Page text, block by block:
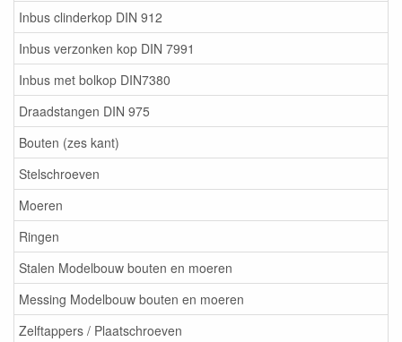
Inbus clinderkop DIN 912
Inbus verzonken kop DIN 7991
Inbus met bolkop DIN7380
Draadstangen DIN 975
Bouten (zes kant)
Stelschroeven
Moeren
Ringen
Stalen Modelbouw bouten en moeren
Messing Modelbouw bouten en moeren
Zelftappers / Plaatschroeven